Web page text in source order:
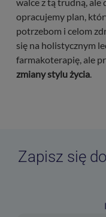
walce z tą trudną,
opracujemy plan,
potrzebom i celom
się na holistycznym
farmakoterapię, ale
zmiany stylu życia.
Zapisz się